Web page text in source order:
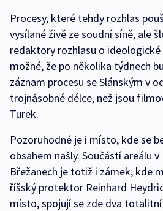
Procesy, které tehdy rozhlas
vysílané živě ze soudní síně, ale
redaktory rozhlasu o
možné, že po několika týdnech
záznam procesu se Slánským v
trojnásobné délce, než jsou
Turek.
Pozoruhodné je i místo, kde se
obsahem našly. Součástí areálu v
Břežanech je totiž i zámek, kde
říšský protektor Reinhard
místo, spojují se zde dva totalitní